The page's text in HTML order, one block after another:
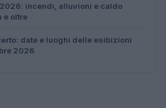
incendi, alluvioni e caldo
e oltre
date e luoghi delle esibizioni
2026